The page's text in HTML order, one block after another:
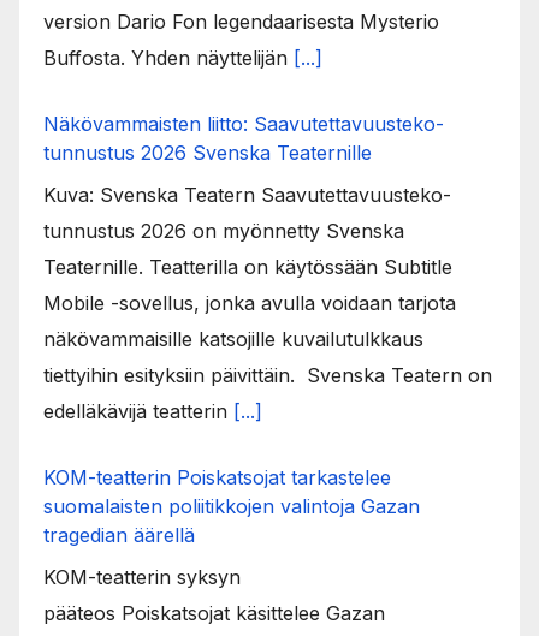
version Dario Fon legendaarisesta Mysterio
Buffosta. Yhden näyttelijän [...]
Näkövammaisten liitto: Saavutettavuusteko-
tunnustus 2026 Svenska Teaternille
Kuva: Svenska Teatern Saavutettavuusteko-
tunnustus 2026 on myönnetty Svenska
Teaternille. Teatterilla on käytössään Subtitle
Mobile -sovellus, jonka avulla voidaan tarjota
näkövammaisille katsojille kuvailutulkkaus
tiettyihin esityksiin päivittäin. Svenska Teatern on
edelläkävijä teatterin [...]
KOM-teatterin Poiskatsojat tarkastelee
suomalaisten poliitikkojen valintoja Gazan
tragedian äärellä
KOM-teatterin syksyn
pääteos Poiskatsojat käsittelee Gazan